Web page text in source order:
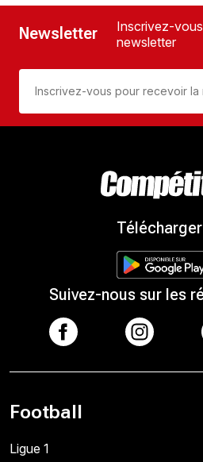
Newsletter
Inscrivez-
newsletter
Suivez-nous sur les
Football
Ligue 1